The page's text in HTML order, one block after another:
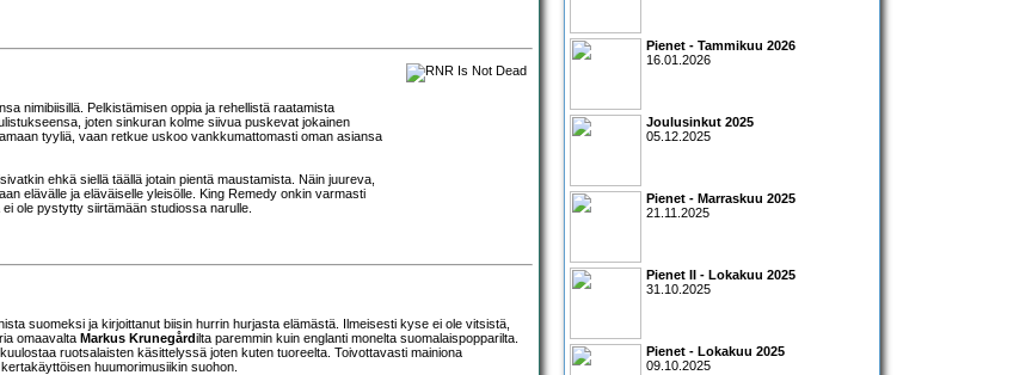
nimibiisillä. Pelkistämisen oppia ja rehellistä raatamista
joten sinkuran kolme siivua puskevat jokainen
tyyliä, vaan retkue uskoo vankkumattomasti oman asiansa
ehkä siellä täällä jotain pientä maustamista. Näin juureva,
elävälle ja eläväiselle yleisölle. King Remedy onkin varmasti
ole pystytty siirtämään studiossa narulle.
suomeksi ja kirjoittanut biisin hurrin hurjasta elämästä. Ilmeisesti kyse ei ole vitsistä,
omaavalta Markus Krunegårdilta paremmin kuin englanti monelta suomalaispopparilta.
kuulostaa ruotsalaisten käsittelyssä joten kuten tuoreelta. Toivottavasti mainiona
huumorimusiikin suohon.
Pienet - Tammikuu 2026
16.01.2026
Joulusinkut 2025
05.12.2025
Pienet - Marraskuu 2025
21.11.2025
Pienet II - Lokakuu 2025
31.10.2025
Pienet - Lokakuu 2025
09.10.2025